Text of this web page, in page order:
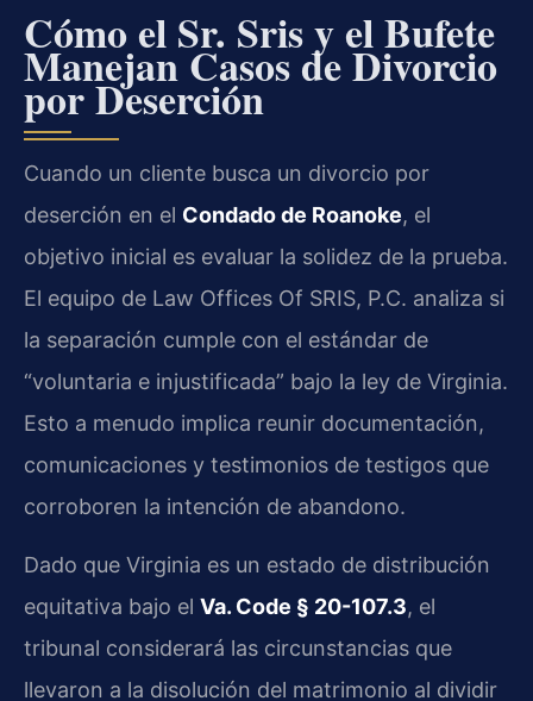
Cómo el Sr. Sris y el Bufete
Manejan Casos de Divorcio
por Deserción
Cuando un cliente busca un divorcio por
deserción en el Condado de Roanoke, el
objetivo inicial es evaluar la solidez de la prueba.
El equipo de Law Offices Of SRIS, P.C. analiza si
la separación cumple con el estándar de
“voluntaria e injustificada” bajo la ley de Virginia.
Esto a menudo implica reunir documentación,
comunicaciones y testimonios de testigos que
corroboren la intención de abandono.
Dado que Virginia es un estado de distribución
equitativa bajo el Va. Code § 20-107.3, el
tribunal considerará las circunstancias que
llevaron a la disolución del matrimonio al dividir